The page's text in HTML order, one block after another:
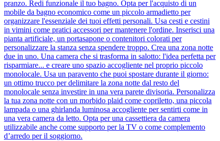
pranzo. Redi funzionale il tuo bagno. Opta per l'acquisto di un
mobile da bagno economico come un piccolo armadietto per
organizzare l'essenziale dei tuoi effetti personali. Usa cesti e cestini
in vimini come pratici accessori per mantenere l'ordine. Inserisci una
pianta artificiale, un portasapone o contenitori colorati per
personalizzare la stanza senza spendere troppo. Crea una zona notte
due in uno. Una camera che si trasforma in salotto: l'idea perfetta per
risparmiare... e creare uno spazio accogliente nel proprio piccolo
monolocale. Usa un paravento che puoi spostare durante il giorno:
un ottimo trucco per delimitare la zona notte dal resto del
monolocale senza investire in una vera parete divisoria. Personalizza
la tua zona notte con un morbido plaid come copriletto, una piccola
lampada o una ghirlanda luminosa accogliente per sentirti come in
una vera camera da letto. Opta per una cassettiera da camera
utilizzabile anche come supporto per la TV o come complemento
d’arredo per il soggiorno.